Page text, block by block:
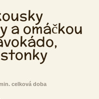
a omáčkou
celková doba